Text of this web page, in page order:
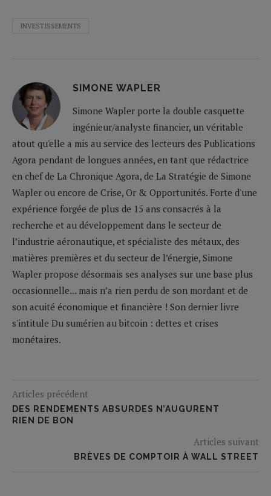
INVESTISSEMENTS
SIMONE WAPLER
Simone Wapler porte la double casquette
ingénieur/analyste financier, un véritable
atout qu'elle a mis au service des lecteurs des Publications
Agora pendant de longues années, en tant que rédactrice
en chef de La Chronique Agora, de La Stratégie de Simone
Wapler ou encore de Crise, Or & Opportunités. Forte d'une
expérience forgée de plus de 15 ans consacrés à la
recherche et au développement dans le secteur de
l’industrie aéronautique, et spécialiste des métaux, des
matières premières et du secteur de l’énergie, Simone
Wapler propose désormais ses analyses sur une base plus
occasionnelle... mais n’a rien perdu de son mordant et de
son acuité économique et financière ! Son dernier livre
s'intitule Du sumérien au bitcoin : dettes et crises
monétaires.
Articles précédent
DES RENDEMENTS ABSURDES N’AUGURENT
RIEN DE BON
Articles suivant
BRÈVES DE COMPTOIR À WALL STREET